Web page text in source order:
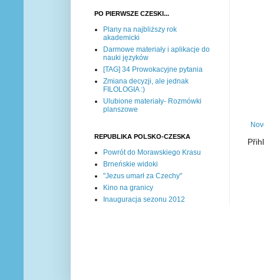
PO PIERWSZE CZESKI...
Plany na najbliższy rok
akademicki
Darmowe materiały i aplikacje do
nauki języków
[TAG] 34 Prowokacyjne pytania
Zmiana decyzji, ale jednak
FILOLOGIA :)
Ulubione materiały- Rozmówki
planszowe
REPUBLIKA POLSKO-CZESKA
Powrót do Morawskiego Krasu
Brneńskie widoki
"Jezus umarł za Czechy"
Kino na granicy
Inauguracja sezonu 2012